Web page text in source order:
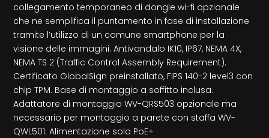
collegamento temporaneo di dongle wi-fi opzionale
che ne semplifica il puntamento in fase di installazione
tramite l’utilizzo di un comune smartphone per la
visione delle immagini. Antivandalo IK10, IP67, NEMA 4X,
NEMA TS 2 (Traffic Control Assembly Requirement).
Certificato GlobalSign preinstallato, FIPS 140-2 level3 con
chip TPM. Base di montaggio a soffitto inclusa.
Adattatore di montaggio WV-QRS503 opzionale ma
necessario per montaggio a parete con staffa WV-
QWL501. Alimentazione solo PoE+